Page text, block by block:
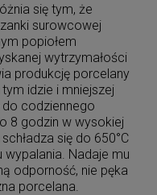
się tym, że
surowcowej
popiołem
wytrzymałości
produkcję porcelany
idzie i mniejszej
do codziennego
8 godzin w wysokiej
się do 650°C
wypalania. Nadaje mu
odporność, nie pęka
porcelana.